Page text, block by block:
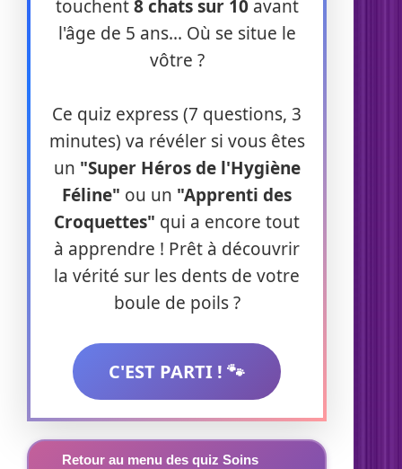
touchent8 chats sur 10avant
l'âge de 5 ans... Où se situe le
vôtre ?
Ce quiz express (7 questions, 3
minutes) va révéler si vous êtes
un "Super Héros de l'Hygiène
Féline" ou un "Apprenti des
Croquettes" qui a encore tout
à apprendre ! Prêt à découvrir
la vérité sur les dents de votre
boule de poils ?
C'EST PARTI ! 🐾
Retour au menu des quiz Soins